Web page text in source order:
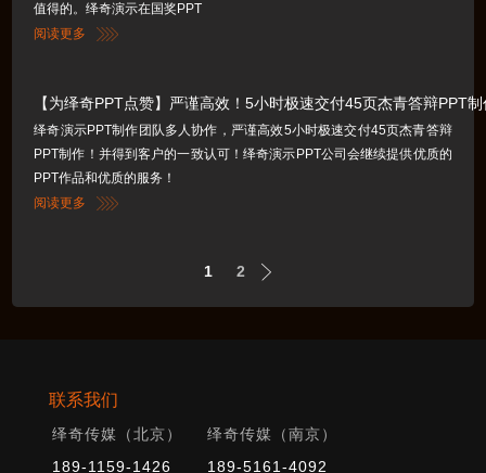
值得的。绎奇演示在国奖PPT
阅读更多
【为绎奇PPT点赞】严谨高效！5小时极速交付45页杰青答辩PPT
绎奇演示PPT制作团队多人协作，严谨高效5小时极速交付45页杰青答辩
PPT制作！并得到客户的一致认可！绎奇演示PPT公司会继续提供优质的
PPT作品和优质的服务！
阅读更多
1 2
联系我们
绎奇传媒（北京）
绎奇传媒（南京）
189-1159-1426
189-5161-4092